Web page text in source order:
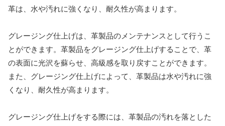
革は、水や汚れに強くなり、耐久性が高まります。
グレージング仕上げは、革製品のメンテナンスとして行うこ
とができます。革製品をグレージング仕上げすることで、革
の表面に光沢を蘇らせ、高級感を取り戻すことができます。
また、グレージング仕上げによって、革製品は水や汚れに強
くなり、耐久性が高まります。
グレージング仕上げをする際には、革製品の汚れを落とした